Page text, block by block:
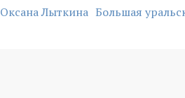
Оксана Лыткина Большая